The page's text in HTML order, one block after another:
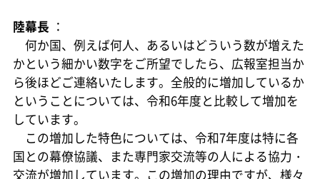
陸幕長 ：
何か国、例えば何人、あるいはどういう数が増えた
かという細かい数字をご所望でしたら、広報室担当か
ら後ほどご連絡いたします。全般的に増加しているか
ということについては、令和6年度と比較して増加を
しています。
この増加した特色については、令和7年度は特に各
国との幕僚協議、また専門家交流等の人による協力・
交流が増加しています。この増加の理由ですが、様々